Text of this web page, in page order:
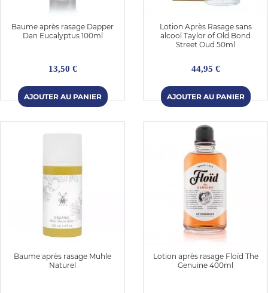
Baume après rasage Dapper
Dan Eucalyptus 100ml
13,50 €
Lotion Après Rasage sans
alcool Taylor of Old Bond
Street Oud 50ml
44,95 €
Baume après rasage Muhle
Naturel
Lotion après rasage Floïd The
Genuine 400ml